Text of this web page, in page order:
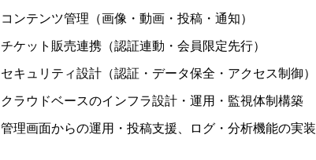
コンテンツ管理（画像・動画・投稿・通知）
チケット販売連携（認証連動・会員限定先行）
セキュリティ設計（認証・データ保全・アクセス制御）
クラウドベースのインフラ設計・運用・監視体制構築
管理画面からの運用・投稿支援、ログ・分析機能の実装